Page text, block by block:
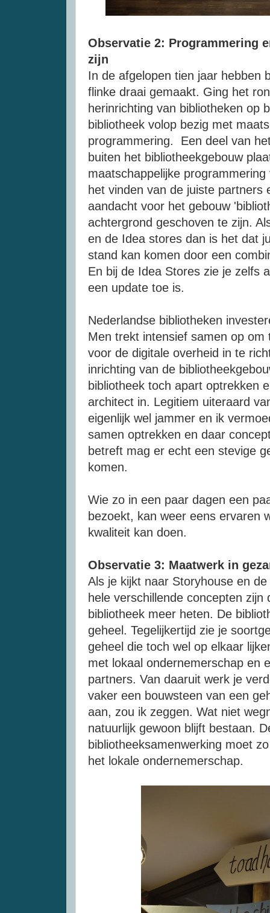
Observatie 2: Programmering
zijn
In de afgelopen tien jaar hebben
flinke draai gemaakt. Ging het
herinrichting van bibliotheken op
bibliotheek volop bezig met
programmering. Een deel van
buiten het bibliotheekgebouw
maatschappelijke
het vinden van de juiste partners
aandacht voor het gebouw
achtergrond geschoven te zijn.
en de Idea stores dan is het dat
stand kan komen door een
En bij de Idea Stores zie je zelfs
een update toe is.
Nederlandse bibliotheken
Men trekt intensief samen op om
voor de digitale overheid in te
inrichting van de
bibliotheek toch apart optrekken
architect in. Legitiem uiteraard
eigenlijk wel jammer en ik
samen optrekken en daar
betreft mag er echt een stevige
komen.
Wie zo in een paar dagen een
bezoekt, kan weer eens ervaren
kwaliteit kan doen.
Observatie 3: Maatwerk in
Als je kijkt naar Storyhouse en
hele verschillende concepten
bibliotheek meer heten. De
geheel. Tegelijkertijd zie je
geheel die toch wel op elkaar
met lokaal ondernemerschap en
partners. Van daaruit werk je
vaker een bouwsteen van een
aan, zou ik zeggen. Wat niet
natuurlijk gewoon blijft bestaan.
bibliotheeksamenwerking moet
het lokale ondernemerschap.